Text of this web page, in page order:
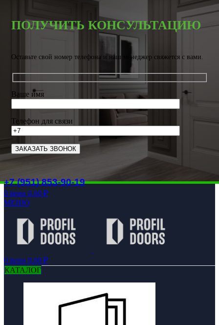
ПОЛУЧИТЬ КОНСУЛЬТАЦИЮ
Оставьте свой номер телефона и наш менеджер свяжется с вами.
Ваше имя
Телефон для связи
+7 (951) 853-90-19
0 items 0.00 ₽
МЕНЮ
0 items 0.00 ₽
КАТАЛОГ